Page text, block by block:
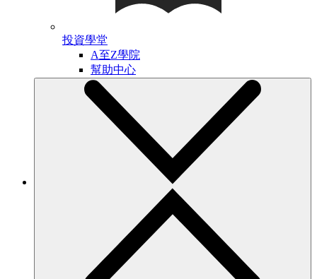
投資學堂
A至Z學院
幫助中心